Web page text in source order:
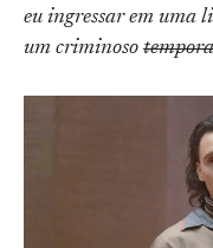
eu ingressar em uma
um criminoso